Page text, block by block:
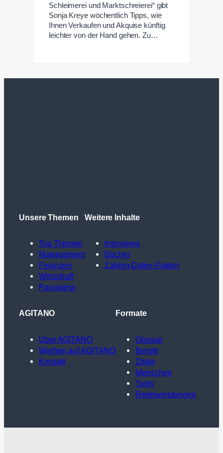
Schleimerei und Marktschreierei“ gibt
Sonja Kreye wöchentlich Tipps, wie
Ihnen Verkaufen und Akquise künftig
leichter von der Hand gehen. Zu…
Unsere Themen
Top Themen
Management
Finanzen
Wirtschaft
Panorama
Weitere Inhalte
Interviews
Bücher
Zahlen-Daten-Fakten
AGITANO
Über AGITANO
Werben auf AGITANO
Kontakt
Formate
Glossar
Berufe
Zitate
Menschen
Tools
Redewendungen